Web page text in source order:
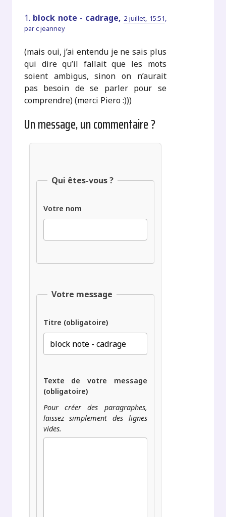
1. block note - cadrage, 2 juillet, 15:51,
parc jeanney
(mais oui, j’ai entendu je ne sais plus
qui dire qu’il fallait que les mots
soient ambigus, sinon on n’aurait
pas besoin de se parler pour se
comprendre) (merci Piero :)))
Un message, un commentaire ?
Qui êtes-vous ?
Votre nom
Votre message
Titre (obligatoire)
Texte de votre message
(obligatoire)
Pour créer des paragraphes,
laissez simplement des lignes
vides.